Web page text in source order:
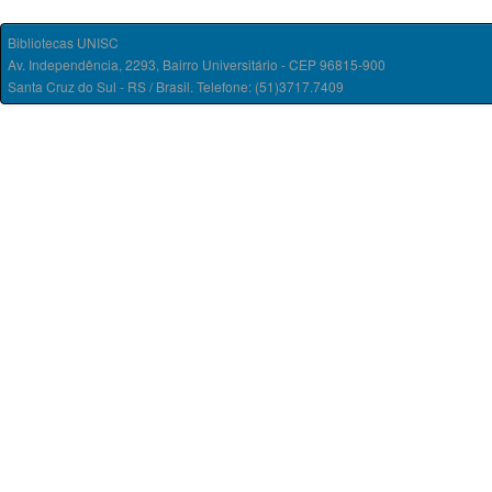
Bibliotecas UNISC
Av. Independência, 2293, Bairro Universitário - CEP 96815-900
Santa Cruz do Sul - RS / Brasil. Telefone: (51)3717.7409